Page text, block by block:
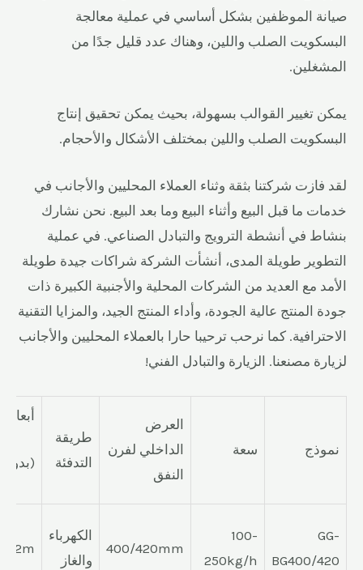
صيانة الموظفين بشكل أساسي في عملية معالجة
البسكويت الصلب واللين، وهناك عدد قليل جدًا من
المشغلين.
يمكن تغيير القوالب بسهولة، بحيث يمكن تحقيق إنتاج
البسكويت الصلب واللين بمختلف الأشكال والأحجام.
لقد فازت شركتنا بثقة وثناء العملاء المحليين والأجانب في
خدمات ما قبل البيع وأثناء البيع وما بعد البيع. نحن نشارك
بنشاط في أنشطة الترويج والتبادل الصناعي. في عملية
التطوير طويلة المدى، أنشأت الشركة شراكات جيدة طويلة
الأمد مع العديد من الشركات المحلية والأجنبية الكبيرة ذات
جودة المنتج عالية الجودة، وأداء المنتج الجيد، والمزايا التقنية
الاحترافية. كما نرحب ترحيبا حارا بالعملاء المحليين والأجانب
لزيارة مصنعنا. الزيارة والتبادل الفني!
نموذج سعة
العرض
الداخلي لفرن
النفق
طريقة
التدفئة
أبعاد
(بدون
GG-
BG400/420
100-
250kg/h
400/420mm
الكهرباء
والغاز